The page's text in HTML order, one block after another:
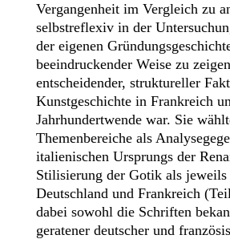
Vergangenheit im Vergleich zu
selbstreflexiv in der
der eigenen
beeindruckender Weise zu
entscheidender, struktureller
Kunstgeschichte in Frankreich
Jahrhundertwende war. Sie
Themenbereiche als
italienischen Ursprungs der
Stilisierung der Gotik als
Deutschland und Frankreich
dabei sowohl die Schriften
geratener deutscher und